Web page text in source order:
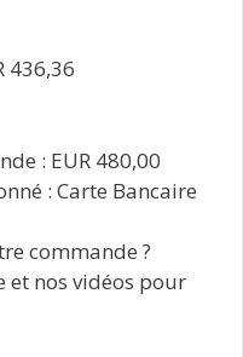
436,36
: EUR 480,00
: Carte Bancaire
commande ?
et nos vidéos pour